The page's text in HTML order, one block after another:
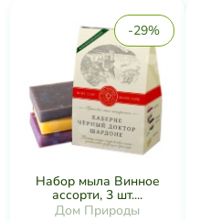
-29%
Набор мыла Винное
ассорти, 3 шт....
Дом Природы